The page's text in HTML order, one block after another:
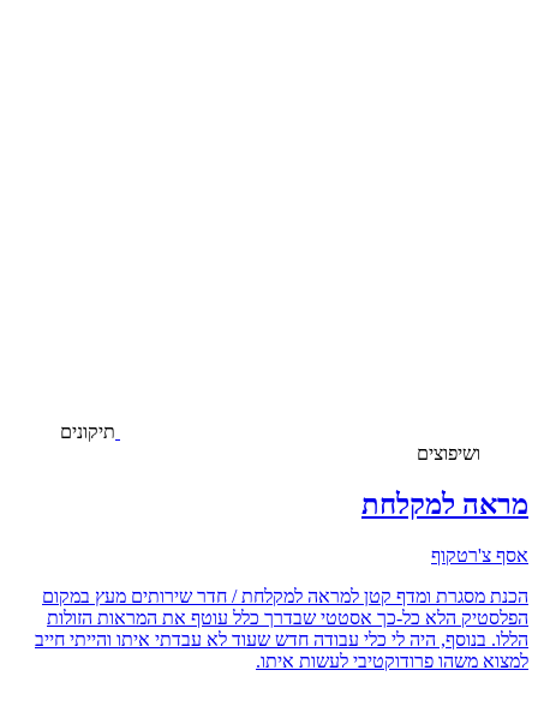
תיקונים
ושיפוצים
מראה למקלחת
אסף צ'רטקוף
הכנת מסגרת ומדף קטן למראה למקלחת / חדר שירותים מעץ במקום
הפלסטיק הלא כל-כך אסטטי שבדרך כלל עוטף את המראות הזולות
הללו. בנוסף, היה לי כלי עבודה חדש שעוד לא עבדתי איתו והייתי חייב
למצוא משהו פרודוקטיבי לעשות איתו.